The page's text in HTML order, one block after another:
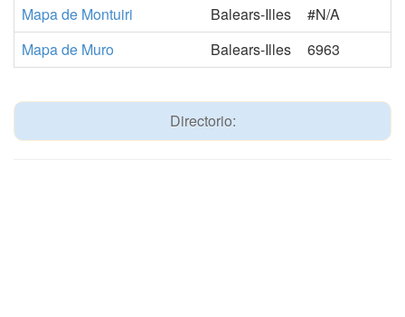
Mapa de Montuiri
Balears-Illes
#N/A
Mapa de Muro
Balears-Illes 6963
Directorio: